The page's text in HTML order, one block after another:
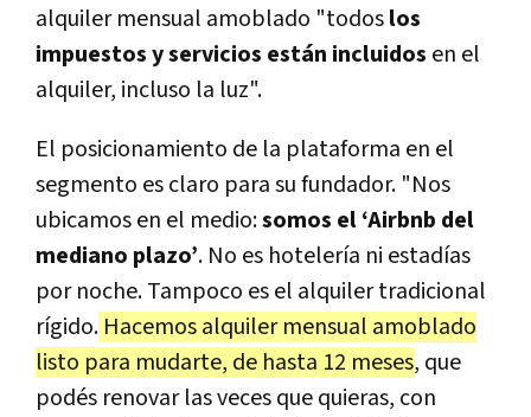
alquiler mensual amoblado "todoslos
impuestos y servicios están incluidos en el
alquiler, incluso la luz".
El posicionamiento de la plataforma en el
segmento es claro para su fundador. "Nos
ubicamos en el medio:somos el ‘Airbnb del
mediano plazo’. No es hotelería ni estadías
por noche. Tampoco es el alquiler tradicional
rígido. Hacemos alquiler mensual amoblado
listo para mudarte, de hasta 12 meses, que
podés renovar las veces que quieras, con